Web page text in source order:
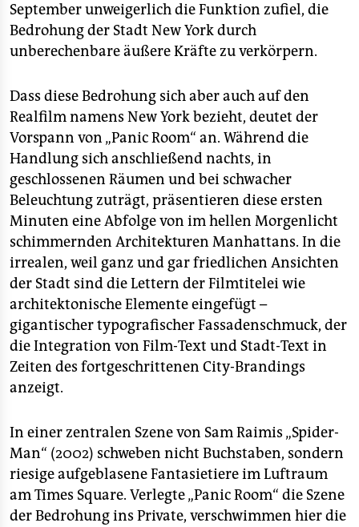
September unweigerlich die Funktion zufiel, die
Bedrohung der Stadt New York durch
unberechenbare äußere Kräfte zu verkörpern.
Dass diese Bedrohung sich aber auch auf den
Realfilm namens New York bezieht, deutet der
Vorspann von „Panic Room“ an. Während die
Handlung sich anschließend nachts, in
geschlossenen Räumen und bei schwacher
Beleuchtung zuträgt, präsentieren diese ersten
Minuten eine Abfolge von im hellen Morgenlicht
schimmernden Architekturen Manhattans. In die
irrealen, weil ganz und gar friedlichen Ansichten
der Stadt sind die Lettern der Filmtitelei wie
architektonische Elemente eingefügt –
gigantischer typografischer Fassadenschmuck, der
die Integration von Film-Text und Stadt-Text in
Zeiten des fortgeschrittenen City-Brandings
anzeigt.
In einer zentralen Szene von Sam Raimis „Spider-
Man“ (2002) schweben nicht Buchstaben, sondern
riesige aufgeblasene Fantasietiere im Luftraum
am Times Square. Verlegte „Panic Room“ die Szene
der Bedrohung ins Private, verschwimmen hier die